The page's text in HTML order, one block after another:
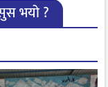
भयो ?